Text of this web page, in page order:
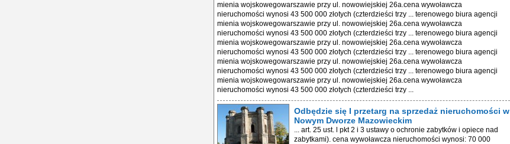
mienia wojskowegowarszawie przy ul. nowowiejskiej 26a.cena wywoławcza
nieruchomości wynosi 43 500 000 złotych (czterdzieści trzy ... terenowego biura agencji
mienia wojskowegowarszawie przy ul. nowowiejskiej 26a.cena wywoławcza
nieruchomości wynosi 43 500 000 złotych (czterdzieści trzy ... terenowego biura agencji
mienia wojskowegowarszawie przy ul. nowowiejskiej 26a.cena wywoławcza
nieruchomości wynosi 43 500 000 złotych (czterdzieści trzy ... terenowego biura agencji
mienia wojskowegowarszawie przy ul. nowowiejskiej 26a.cena wywoławcza
nieruchomości wynosi 43 500 000 złotych (czterdzieści trzy ... terenowego biura agencji
mienia wojskowegowarszawie przy ul. nowowiejskiej 26a.cena wywoławcza
nieruchomości wynosi 43 500 000 złotych (czterdzieści trzy ...
Odbędzie się I przetarg na sprzedaż nieruchomości w
Nowym Dworze Mazowieckim
... art. 25 ust. l pkt 2 i 3 ustawy o ochronie zabytków i opiece nad
zabytkami). cena wywoławcza nieruchomości wynosi: 70 000